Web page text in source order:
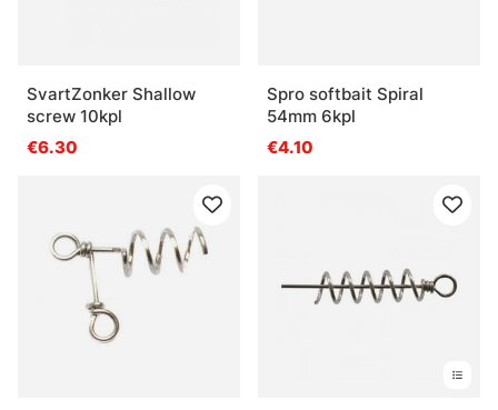
SvartZonker Shallow
screw 10kpl
€6.30
Spro softbait Spiral
54mm 6kpl
€4.10